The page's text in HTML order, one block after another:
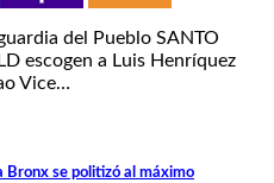
del Pueblo SANTO
escogen a Luis Henríquez
Vice…
Bronx se politizó al máximo